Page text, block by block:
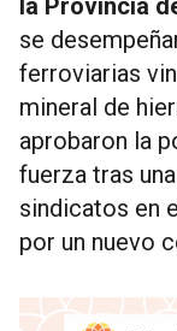
la Provincia
se
ferroviarias
mineral de
aprobaron la
fuerza tras
sindicatos en
por un nuevo